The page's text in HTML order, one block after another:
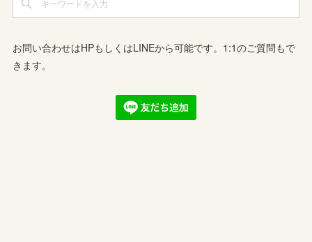
お問い合わせはHPもしくはLINEから可能です。1:1のご質問もで
きます。